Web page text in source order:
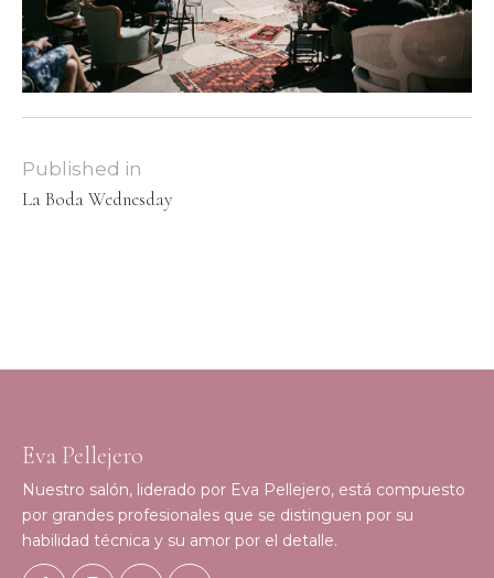
Published in
La Boda Wednesday
Eva Pellejero
Nuestro salón, liderado por Eva Pellejero, está compuesto
por grandes profesionales que se distinguen por su
habilidad técnica y su amor por el detalle.